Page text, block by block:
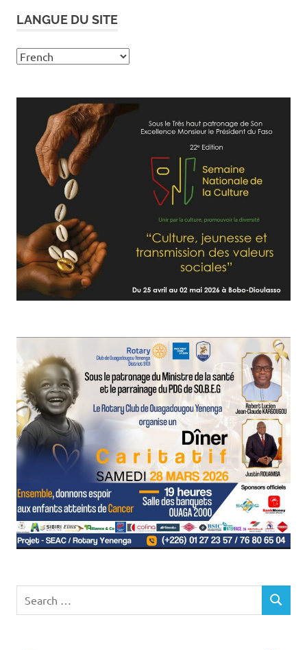
LANGUE DU SITE
for:
SEARCH